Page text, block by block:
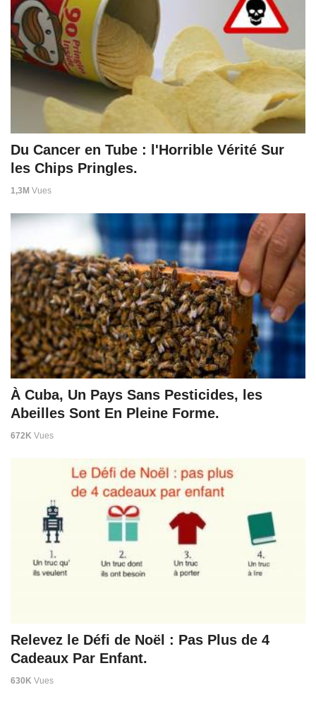
Du Cancer en Tube : l'Horrible Vérité Sur
les Chips Pringles.
1,3M Vues
À Cuba, Un Pays Sans Pesticides, les
Abeilles Sont En Pleine Forme.
672K Vues
Relevez le Défi de Noël : Pas Plus de 4
Cadeaux Par Enfant.
630K Vues